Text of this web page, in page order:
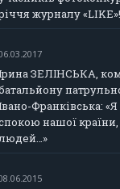
журналу «LIKE»!
ЗЕЛІНСЬКА,
Франківська:
нашої